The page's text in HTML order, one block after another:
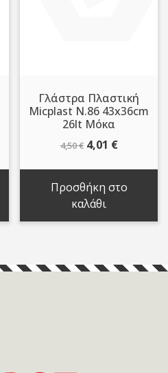
Γλάστρα Πλαστική
Micplast N.86 43x36cm
26lt Μόκα
4,50€ Original
4,50 €.
4,01 €Η
είναι:
Προσθήκη στο
καλάθι